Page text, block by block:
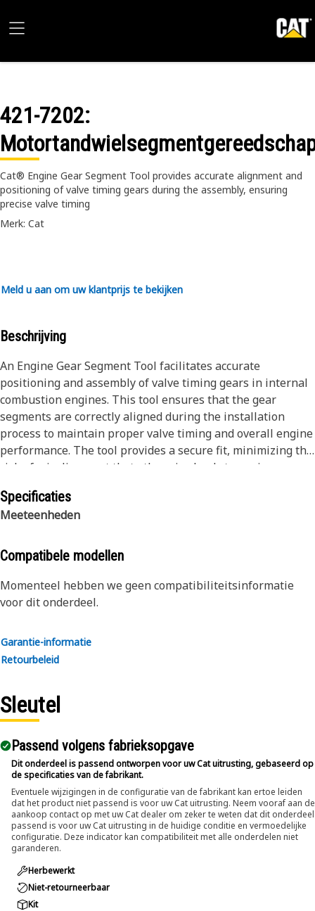
421-7202:
Cat® Engine Gear Segment Tool provides accurate alignment and
positioning of valve timing gears during the assembly, ensuring
precise valve timing
Merk: Cat
Meld u aan om uw klantprijs te bekijken
Beschrijving
An Engine Gear Segment Tool facilitates accurate
positioning and assembly of valve timing gears in internal
combustion engines. This tool ensures that the gear
segments are correctly aligned during the installation
process to maintain proper valve timing and overall engine
performance. The tool provides a secure fit, minimizing the
risk of misalignment that otherwise leads to engine
Attributes:
• Maintains valve timing integrity.
• Reduces setup time for valve timing adjustments.
• Provides stable support during gear segment
adjustments.
Applications:
An Engine Gear Segment Tool is situated within the timing
valve timing and optimal engine performance. Provides
stable support during gear segment adjustments.
Specificaties
Meeteenheden
Compatibele modellen
Momenteel hebben we geen compatibiliteitsinformatie
voor dit onderdeel.
Garantie-informatie
Retourbeleid
Sleutel
Passend volgens fabrieksopgave
Dit onderdeel is passend ontworpen voor uw Cat uitrusting, gebaseerd op
de specificaties van de fabrikant.
Eventuele wijzigingen in de configuratie van de fabrikant kan ertoe leiden
dat het product niet passend is voor uw Cat uitrusting. Neem vooraf aan de
aankoop contact op met uw Cat dealer om zeker te weten dat dit onderdeel
passend is voor uw Cat uitrusting in de huidige conditie en vermoedelijke
configuratie. Deze indicator kan compatibiliteit met alle onderdelen niet
garanderen.
Herbewerkt
Niet-retourneerbaar
Kit